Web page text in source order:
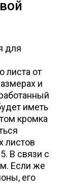
для
листа от
и
иметь
кромка
листов
В связи с
Если же
его